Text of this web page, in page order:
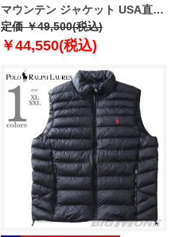
マウンテン ジャケット USA直輸
入 nf0a8b5g-rou
定価 ￥49,500(税込)
￥44,550(税込)